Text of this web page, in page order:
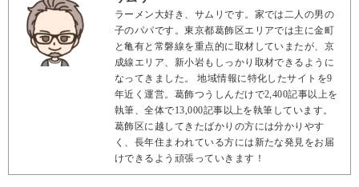
ラーメン大好き、サムリです。家では二人の男の
子のパパです。東京都葛飾区エリアでは主に金町
と亀有と常磐線を重点的に取材していまたが、京
成線エリア、新小岩もしっかり取材できるように
なってきました。 地域情報に特化したサイトを9
年近く運営。葛飾つうしんだけで2,400記事以上を
執筆、全体で13,000記事以上を執筆しています。
葛飾区に越してきたばかりの方には分かりやす
く、長年住まわれている方には新たな発見をお届
けできるよう頑張っていきます！